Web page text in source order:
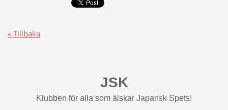
« Tillbaka
JSK
Klubben för alla som älskar Japansk Spets!